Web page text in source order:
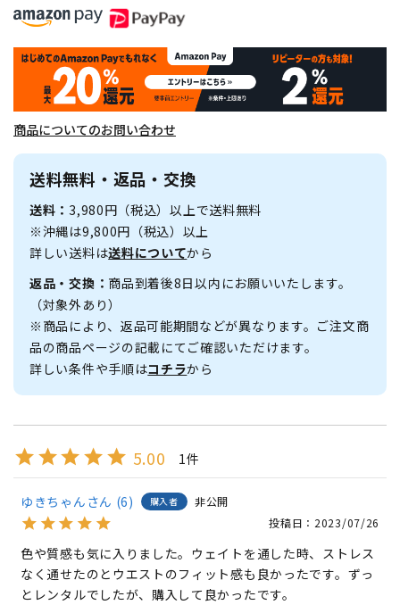
商品についてのお問い合わせ
送料無料・返品・交換
送料：3,980円（税込）以上で送料無料
※沖縄は9,800円（税込）以上
詳しい送料は送料についてから
返品・交換： 商品到着後8日以内にお願いいたします。
（対象外あり）
※商品により、返品可能期間などが異なります。ご注文商
品の商品ページの記載にてご確認いただけます。
詳しい条件や手順はコチラから
5.00 1
ゆきちゃん 6 購入者
非公開
投稿日
2023/07/26
色や質感も気に入りました。ウェイトを通した時、ストレス
なく通せたのとウエストのフィット感も良かったです。ずっ
とレンタルでしたが、購入して良かったです。